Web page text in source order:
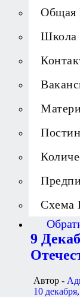
Общая
Школа
Схема
9
Автор -
10